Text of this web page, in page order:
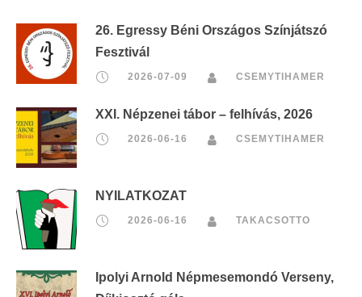
26. Egressy Béni Országos Színjátszó
Fesztivál
2026-07-09 CSEMYTIHAMER
XXI. Népzenei tábor – felhívás, 2026
2026-06-16 CSEMYTIHAMER
NYILATKOZAT
2026-06-16 TAKACSOTTO
Ipolyi Arnold Népmesemondó Verseny,